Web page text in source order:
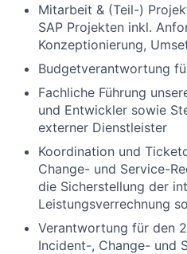
Mitarbeit & (Teil-)
SAP Projekten inkl.
Konzeptionierung,
Budgetverantwortung
Fachliche Führung
und Entwickler sowie
externer Dienstleister
Koordination und
Change- und Service-
die Sicherstellung der
Leistungsverrechnung
Verantwortung für den
Incident-, Change- und